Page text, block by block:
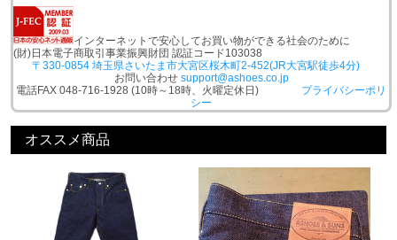
インターネットで安心してお買い物ができる社会のために
(財)日本電子商取引事業振興財団 認証コード103038
〒330-0854 埼玉県さいたま市大宮区桜木町2-452(JR大宮駅徒歩4分)
お問い合わせ support@ashoes.co.jp
電話FAX 048-716-1928 (10時～18時、火曜定休日) プライバシーポリ
シー
オススメ商品